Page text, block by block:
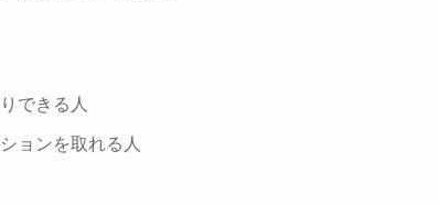
できる人
ョンを取れる人